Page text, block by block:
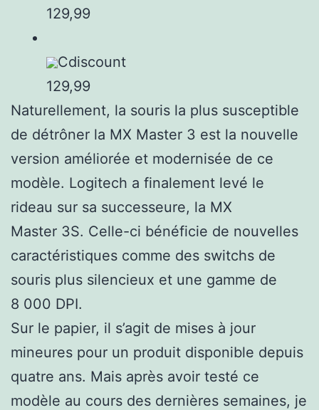
129,99
Cdiscount
129,99
Naturellement, la souris la plus susceptible
de détrôner la MX Master 3 est la nouvelle
version améliorée et modernisée de ce
modèle. Logitech a finalement levé le
rideau sur sa successeure, la MX
Master 3S. Celle-ci bénéficie de nouvelles
caractéristiques comme des switchs de
souris plus silencieux et une gamme de
8 000 DPI.
Sur le papier, il s’agit de mises à jour
mineures pour un produit disponible depuis
quatre ans. Mais après avoir testé ce
modèle au cours des dernières semaines, je